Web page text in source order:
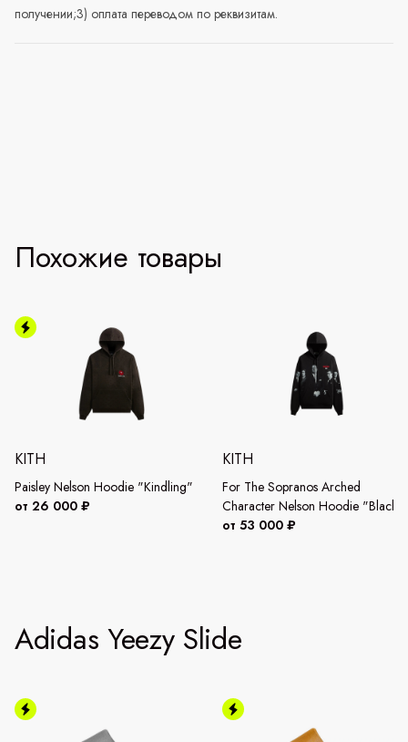
получении;3) оплата переводом по реквизитам.
Похожие товары
KITH
Paisley Nelson Hoodie "Kindling"
от 26 000 ₽
KITH
For The Sopranos Arched
Character Nelson Hoodie "Black"
от 53 000 ₽
Adidas Yeezy Slide